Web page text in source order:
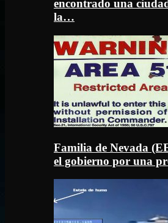
encontrado una
la…
Familia de Nevada
el gobierno por una